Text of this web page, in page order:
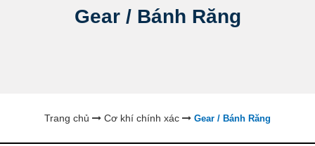
Gear / Bánh Răng
Trang chủ Cơ khí chính xác Gear / Bánh Răng